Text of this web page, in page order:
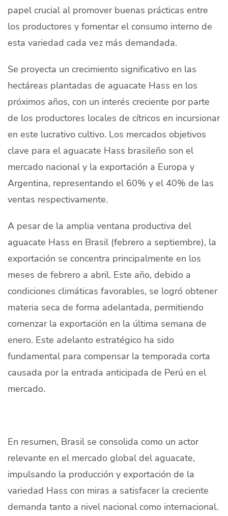
papel crucial al promover buenas prácticas entre
los productores y fomentar el consumo interno de
esta variedad cada vez más demandada.
Se proyecta un crecimiento significativo en las
hectáreas plantadas de aguacate Hass en los
próximos años, con un interés creciente por parte
de los productores locales de cítricos en incursionar
en este lucrativo cultivo. Los mercados objetivos
clave para el aguacate Hass brasileño son el
mercado nacional y la exportación a Europa y
Argentina, representando el 60% y el 40% de las
ventas respectivamente.
A pesar de la amplia ventana productiva del
aguacate Hass en Brasil (febrero a septiembre), la
exportación se concentra principalmente en los
meses de febrero a abril. Este año, debido a
condiciones climáticas favorables, se logró obtener
materia seca de forma adelantada, permitiendo
comenzar la exportación en la última semana de
enero. Este adelanto estratégico ha sido
fundamental para compensar la temporada corta
causada por la entrada anticipada de Perú en el
mercado.
En resumen, Brasil se consolida como un actor
relevante en el mercado global del aguacate,
impulsando la producción y exportación de la
variedad Hass con miras a satisfacer la creciente
demanda tanto a nivel nacional como internacional.